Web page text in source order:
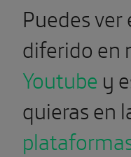
Puedes
diferido en
Youtube y
quieras en